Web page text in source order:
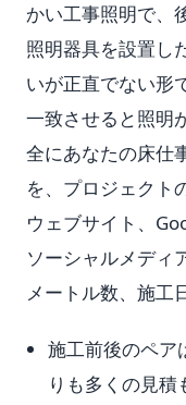
かい工事照明で、
照明器具を設置し
いが正直でない形
一致させると照明
全にあなたの床仕
を、プロジェクト
ウェブサイト、
ソーシャルメディ
メートル数、施工
施工前後のペア
りも多くの見